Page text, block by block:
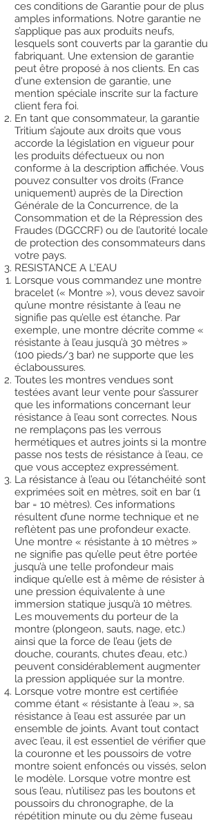
ces conditions de Garantie pour de plus
amples informations. Notre garantie ne
s’applique pas aux produits neufs,
lesquels sont couverts par la garantie du
fabriquant. Une extension de garantie
peut être proposé à nos clients. En cas
d'une extension de garantie, une
mention spéciale inscrite sur la facture
client fera foi.
En tant que consommateur, la garantie
Tritium s’ajoute aux droits que vous
accorde la législation en vigueur pour
les produits défectueux ou non
conforme à la description affichée. Vous
pouvez consulter vos droits (France
uniquement) auprès de la Direction
Générale de la Concurrence, de la
Consommation et de la Répression des
Fraudes (DGCCRF) ou de l’autorité locale
de protection des consommateurs dans
votre pays.
RESISTANCE A L’EAU
Lorsque vous commandez une montre
bracelet (« Montre »), vous devez savoir
qu’une montre résistante à l’eau ne
signifie pas qu’elle est étanche. Par
exemple, une montre décrite comme «
résistante à l’eau jusqu’à 30 mètres »
(100 pieds/3 bar) ne supporte que les
éclaboussures.
Toutes les montres vendues sont
testées avant leur vente pour s’assurer
que les informations concernant leur
résistance à l’eau sont correctes. Nous
ne remplaçons pas les verrous
hermétiques et autres joints si la montre
passe nos tests de résistance à l’eau, ce
que vous acceptez expressément.
La résistance à l’eau ou l’étanchéité sont
exprimées soit en mètres, soit en bar (1
bar = 10 mètres). Ces informations
résultent d’une norme technique et ne
reflètent pas une profondeur exacte.
Une montre « résistante à 10 mètres »
ne signifie pas qu’elle peut être portée
jusqu’à une telle profondeur mais
indique qu’elle est à même de résister à
une pression équivalente à une
immersion statique jusqu’à 10 mètres.
Les mouvements du porteur de la
montre (plongeon, sauts, nage, etc.)
ainsi que la force de l’eau (jets de
douche, courants, chutes d’eau, etc.)
peuvent considérablement augmenter
la pression appliquée sur la montre.
Lorsque votre montre est certifiée
comme étant « résistante à l’eau », sa
résistance à l’eau est assurée par un
ensemble de joints. Avant tout contact
avec l’eau, il est essentiel de vérifier que
la couronne et les poussoirs de votre
montre soient enfoncés ou vissés, selon
le modèle. Lorsque votre montre est
sous l’eau, n’utilisez pas les boutons et
poussoirs du chronographe, de la
répétition minute ou du 2ème fuseau